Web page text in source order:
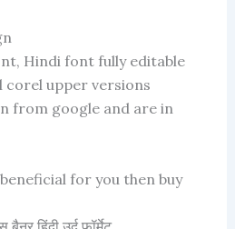
Hindi font fully editable
corel upper versions
from google and are in
for you then buy